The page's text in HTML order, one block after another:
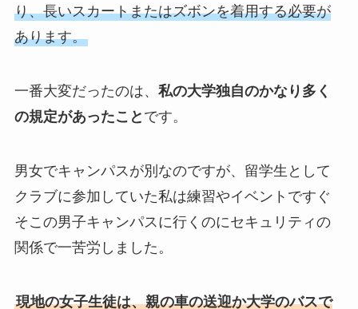
り、長いスカートまたはズボンを着用する必要が
あります。
一番大変だったのは、 私の大学独自のかなり多く
の規定があったこと です。
男女でキャンパスが別なのですが、留学生として
クラブに参加していた私は練習やイベントですぐ
そこの男子キャンパスに行くのにセキュリティの
関係で一苦労しました。
現地の女子生徒は、親の車の送迎か大学のバスで